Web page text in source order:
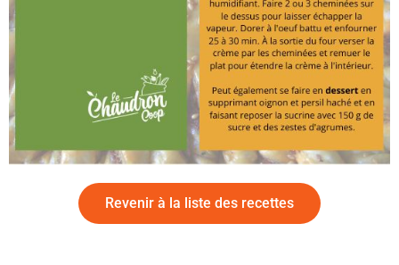
Revenir à la liste des recettes